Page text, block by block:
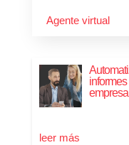
Agente virtual
empresa
leer más